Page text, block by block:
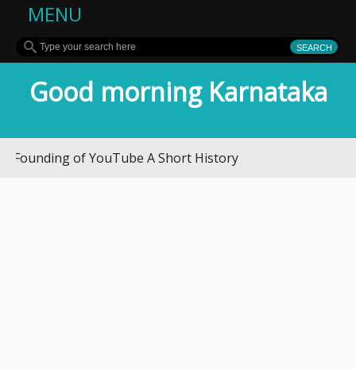
MENU
Good morning Karnataka
of YouTube A Short History